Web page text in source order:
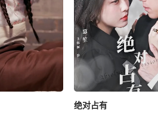
绝对占有